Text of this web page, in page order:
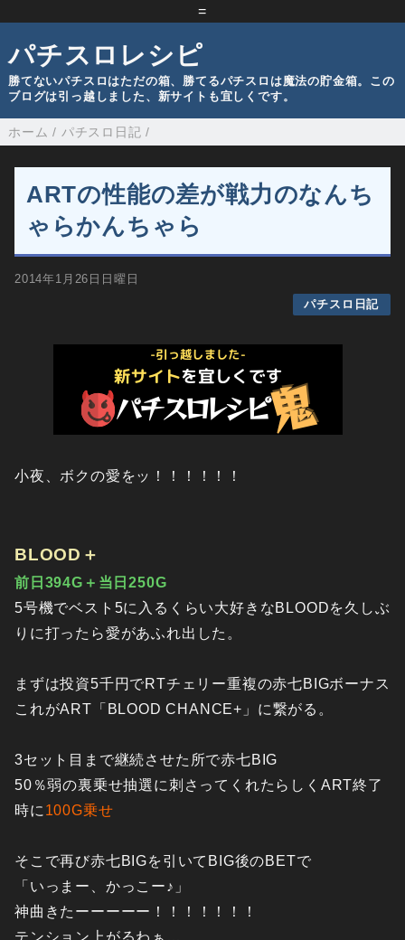
=
パチスロレシピ
勝てないパチスロはただの箱、勝てるパチスロは魔法の貯金箱。この
ブログは引っ越しました、新サイトも宜しくです。
ホーム / パチスロ日記 /
ARTの性能の差が戦力のなんち
ゃらかんちゃら
2014年1月26日日曜日
パチスロ日記
小夜、ボクの愛をッ！！！！！！
BLOOD＋
前日394G＋当日250G
5号機でベスト5に入るくらい大好きなBLOODを久しぶ
りに打ったら愛があふれ出した。
まずは投資5千円でRTチェリー重複の赤七BIGボーナス
これがART「BLOOD CHANCE+」に繋がる。
3セット目まで継続させた所で赤七BIG
50％弱の裏乗せ抽選に刺さってくれたらしくART終了
時に 100G乗せ
そこで再び赤七BIGを引いてBIG後のBETで
「いっまー、かっこー♪」
神曲きたーーーーー！！！！！！！